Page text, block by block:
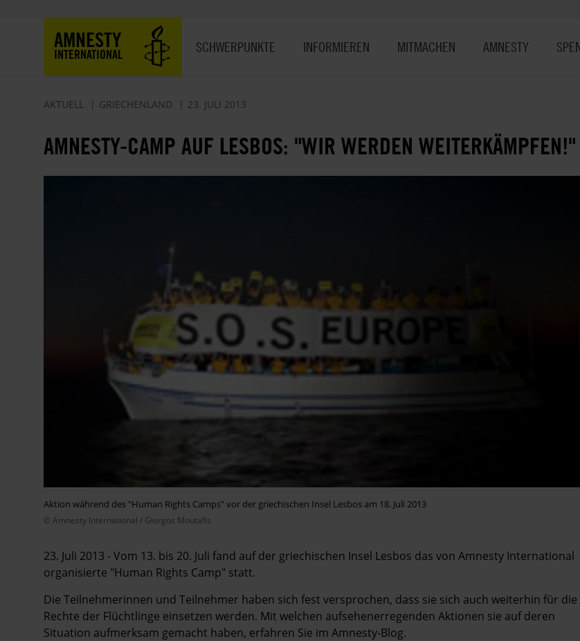
AMNESTY
INTERNATIONAL SCHWERPUNKTE INFORMIEREN MITMACHEN AMNESTY
AKTUELL GRIECHENLAND 23. JULI 2013
AMNESTY-CAMP AUF LESBOS: "WIR WERDEN WEITERKÄMPFEN!"
Aktion während des "Human Rights Camps" vor der griechischen Insel Lesbos am 18. Juli 2013
© Amnesty International / Giorgos Moutafis
23. Juli 2013 - Vom 13. bis 20. Juli fand auf der griechischen Insel Lesbos das von Amnesty International
organisierte "Human Rights Camp" statt.
Die Teilnehmerinnen und Teilnehmer haben sich fest versprochen, dass sie sich auch weiterhin für die
Rechte der Flüchtlinge einsetzen werden. Mit welchen aufsehenerregenden Aktionen sie auf deren
Situation aufmerksam gemacht haben, erfahren Sie im Amnesty-Blog.